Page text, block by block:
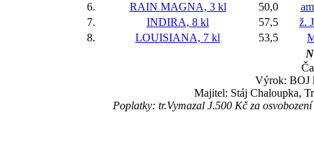
6.
RAIN MAGNA, 3 kl 50,0
7.
INDIRA, 8 kl 57,5
ž.
8.
LOUISIANA, 7 kl 53,5
Výrok: BOJ
Majitel: Stáj Chaloupka,
Poplatky: tr.Vymazal J.500 Kč za